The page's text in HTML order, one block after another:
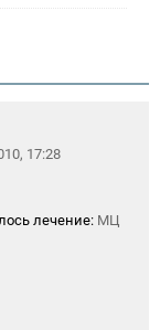
17:28
лечение: МЦ